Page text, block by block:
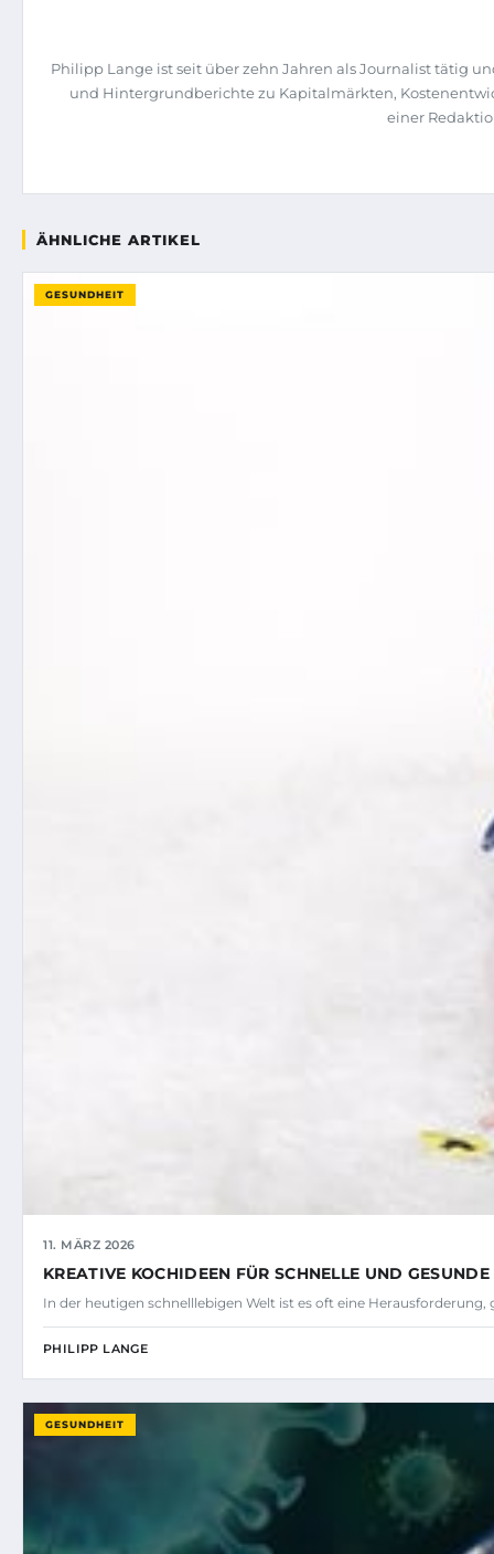
Philipp Lange ist seit über zehn Jahren als Journalist tätig
und Hintergrundberichte zu Kapitalmärkten,
einer
ÄHNLICHE ARTIKEL
GESUNDHEIT
11. MÄRZ 2026
KREATIVE KOCHIDEEN FÜR SCHNELLE UND
In der heutigen schnelllebigen Welt ist es oft eine
PHILIPP LANGE
GESUNDHEIT